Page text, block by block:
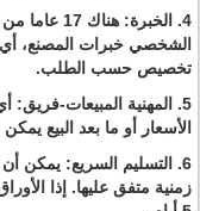
4. الخبرة:
الشخصي خبرات المصنع، أي
تخصيص حسب الطلب.
5. المهنية المبيعات-
الأسعار أو ما بعد البيع يمكن
6. التسليم السريع: يمكن
زمنية متفق عليها.